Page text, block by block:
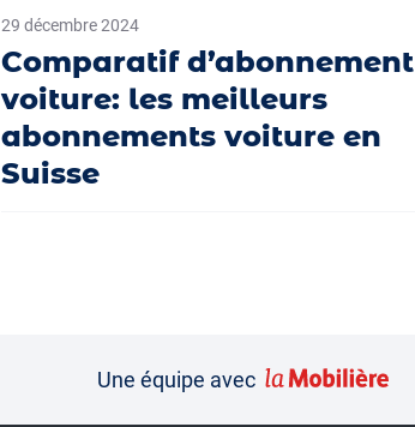
29 décembre 2024
Comparatif d’abonnement
voiture: les meilleurs
abonnements voiture en
Suisse
Une équipe avec